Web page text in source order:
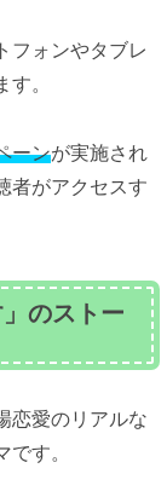
フォンやタブレ
。
ーンが実施され
者がアクセスす
のストー
恋愛のリアルな
す。